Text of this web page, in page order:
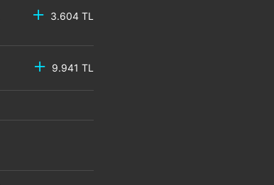
3.604 TL
9.941 TL